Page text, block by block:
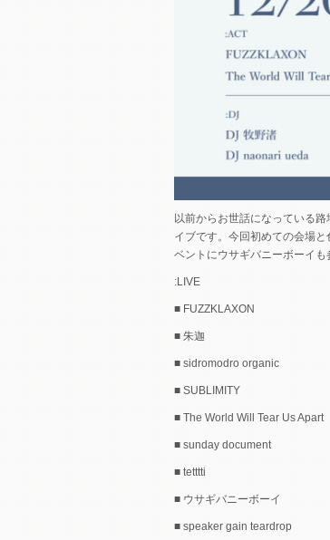
以前からお世話になっている
イブです。今回初めての会場
ベントにウサギバニーボーイ
:LIVE
■ FUZZKLAXON
■ 朱迦
■ sidromodro organic
■ SUBLIMITY
■ The World Will Tear Us Apart
■ sunday document
■ tetttti
■ ウサギバニーボーイ
■ speaker gain teardrop